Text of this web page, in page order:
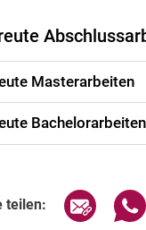
Masterarbeiten
Bachelorarbeiten
teilen: Seite